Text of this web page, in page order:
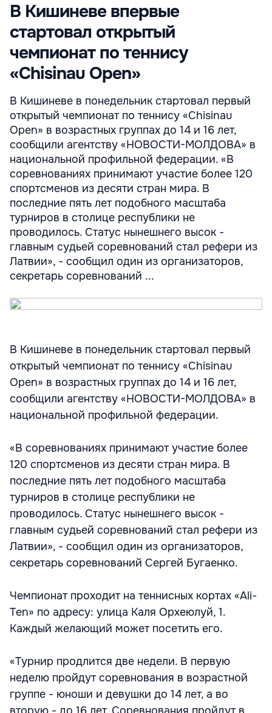
В Кишиневе впервые
стартовал открытый
чемпионат по теннису
«Chisinau Open»
В Кишиневе в понедельник стартовал первый
открытый чемпионат по теннису «Chisinau
Open» в возрастных группах до 14 и 16 лет,
сообщили агентству «НОВОСТИ-МОЛДОВА» в
национальной профильной федерации. «В
соревнованиях принимают участие более 120
спортсменов из десяти стран мира. В
последние пять лет подобного масштаба
турниров в столице республики не
проводилось. Статус нынешнего высок -
главным судьей соревнований стал рефери из
Латвии», - сообщил один из организаторов,
секретарь соревнований ...
В Кишиневе в понедельник стартовал первый
открытый чемпионат по теннису «Chisinau
Open» в возрастных группах до 14 и 16 лет,
сообщили агентству «НОВОСТИ-МОЛДОВА» в
национальной профильной федерации.
«В соревнованиях принимают участие более
120 спортсменов из десяти стран мира. В
последние пять лет подобного масштаба
турниров в столице республики не
проводилось. Статус нынешнего высок -
главным судьей соревнований стал рефери из
Латвии», - сообщил один из организаторов,
секретарь соревнований Сергей Бугаенко.
Чемпионат проходит на теннисных кортах «Ali-
Ten» по адресу: улица Каля Орхеюлуй, 1.
Каждый желающий может посетить его.
«Турнир продлится две недели. В первую
неделю пройдут соревнования в возрастной
группе - юноши и девушки до 14 лет, а во